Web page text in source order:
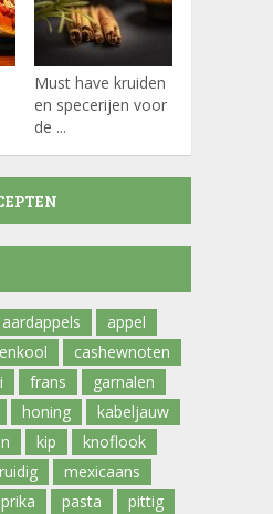
Must have kruiden
en specerijen voor
de ...
aardappels
appel
cashewnoten
frans
garnalen
honing
kabeljauw
kip
knoflook
mexicaans
pasta
pittig